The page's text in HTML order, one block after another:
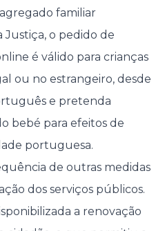
familiar
Justiça, o pedido de
é válido para crianças
ou no estrangeiro, desde
e pretenda
bebé para efeitos de
portuguesa.
de outras medidas
dos serviços públicos.
a renovação